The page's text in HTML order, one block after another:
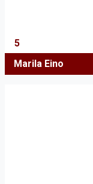
5
Marila Eino